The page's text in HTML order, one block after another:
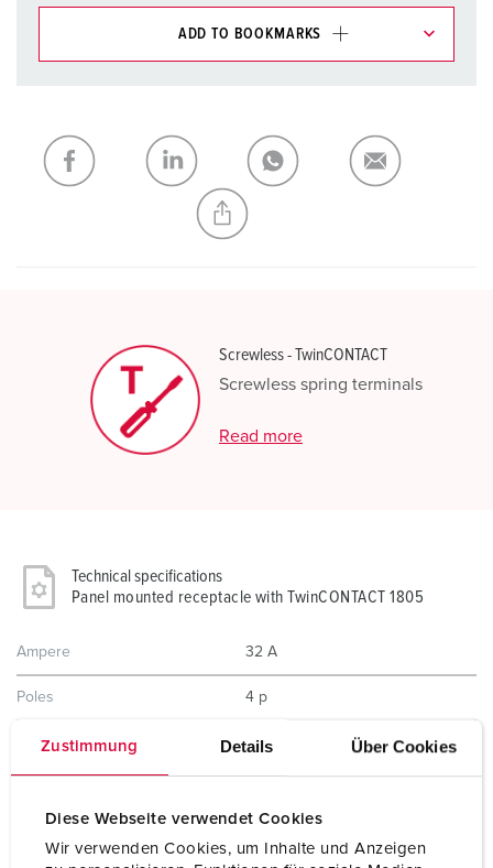
Zustimmung Details Über Cookies
Diese Webseite verwendet Cookies
Wir verwenden Cookies, um Inhalte und Anzeigen
ADD TO BOOKMARKS
My list ADD
CREATE A NEW LIST
Screwless - TwinCONTACT
Screwless spring terminals
Read more
Technical specifications
Panel mounted receptacle with TwinCONTACT 1805
Ampere 32 A
Poles 4 p
Voltage 400 V